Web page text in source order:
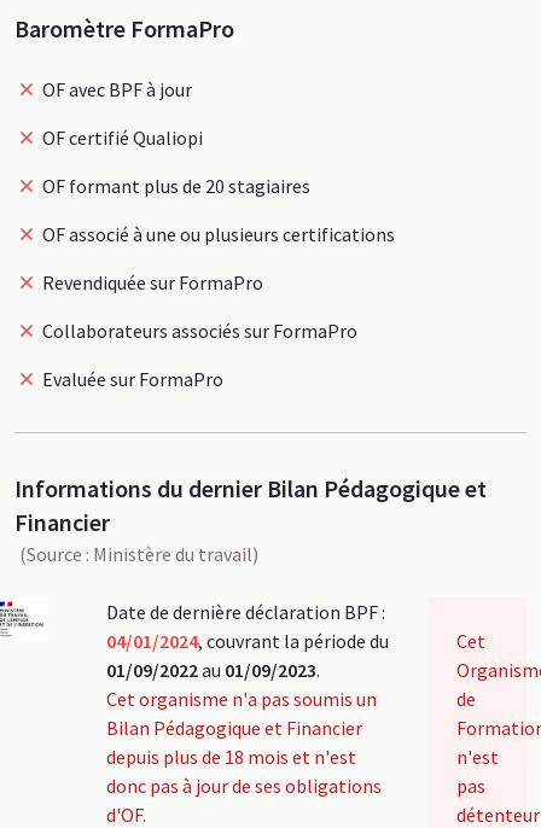
Baromètre FormaPro
OF avec BPF à jour
OF certifié Qualiopi
OF formant plus de 20 stagiaires
OF associé à une ou plusieurs certifications
Revendiquée sur FormaPro
Collaborateurs associés sur FormaPro
Evaluée sur FormaPro
Informations du dernier Bilan Pédagogique et
Financier
(Source : Ministère du travail)
Date de dernière déclaration BPF :
04/01/2024, couvrant la période du
01/09/2022au 01/09/2023.
Cet organisme n'a pas soumis un
Bilan Pédagogique et Financier
depuis plus de 18 mois et n'est
donc pas à jour de ses obligations
d'OF.
Cet
de
n'est
pas
détenteur